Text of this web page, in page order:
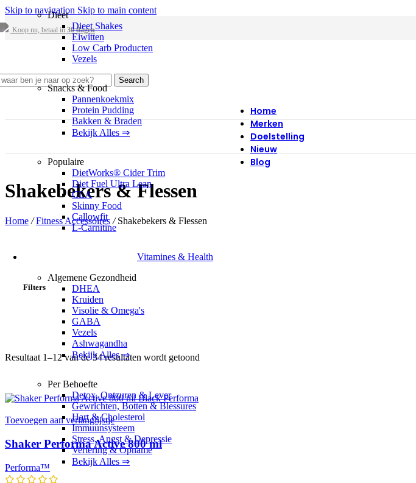
Skip to navigation Skip to main content
Koop nu, betaal in 30 dagen
Search
Dieet
Dieet Shakes
Eiwitten
Low Carb Producten
Vezels
Snacks & Food
Pannenkoekmix
Protein Pudding
Bakken & Braden
Bekijk Alles ⇒
Populaire
DietWorks® Cider Trim
Diet Fuel Ultra Lean
CLA
Skinny Food
Callowfit
L-Carnitine
Vitamines & Health
Algemene Gezondheid
DHEA
Kruiden
Visolie & Omega's
GABA
Vezels
Ashwagandha
Bekijk Alles ⇒
Per Behoefte
Detox, Ontzuren & Lever
Gewrichten, Botten & Blessures
Hart & Cholesterol
Immuunsysteem
Stress, Angst & Depressie
Vertering & Opname
Bekijk Alles ⇒
Home
Merken
Doelstelling
Nieuw
Blog
Shakebekers & Flessen
Home / Fitness Accessoires / Shakebekers & Flessen
Filters
Resultaat 1–12 van de 34 resultaten wordt getoond
Toevoegen aan verlanglijstje
Shaker Performa Active 800 ml
Performa™